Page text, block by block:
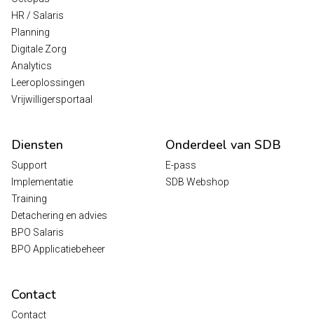
HR / Salaris
Planning
Digitale Zorg
Analytics
Leeroplossingen
Vrijwilligersportaal
Diensten
Support
Implementatie
Training
Detachering en advies
BPO Salaris
BPO Applicatiebeheer
Onderdeel van SDB
E-pass
SDB Webshop
Contact
Contact